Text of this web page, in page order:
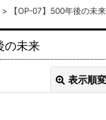
> 【OP-07】500年後の未来
の未来
表示順